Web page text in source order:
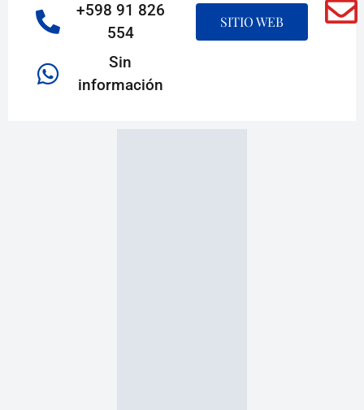
+598 91 826
554
Sin
información
SITIO WEB